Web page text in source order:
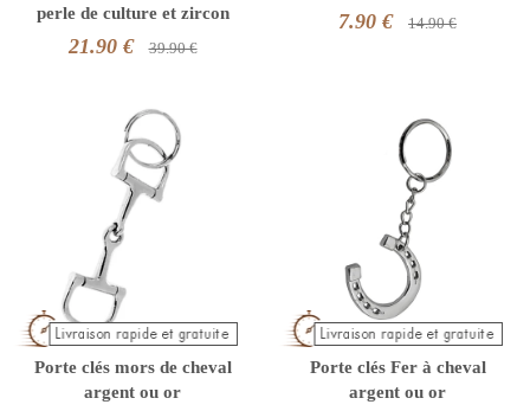
perle de culture et zircon
21.90 € 39.90 €
7.90 € 14.90 €
Porte clés mors de cheval
argent ou or
Porte clés Fer à cheval
argent ou or